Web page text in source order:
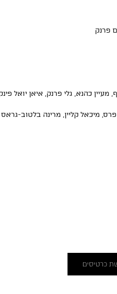
פרנק
כהנא, גלי פרנק, איאן יואל
מיכאל קליין, מרינה בלטוב-גראס
כרטיסים